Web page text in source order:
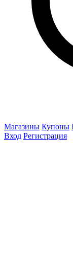
Магазины Купоны
Вход Регистрация